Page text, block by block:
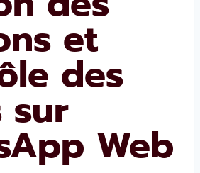
et
des
sur
Web